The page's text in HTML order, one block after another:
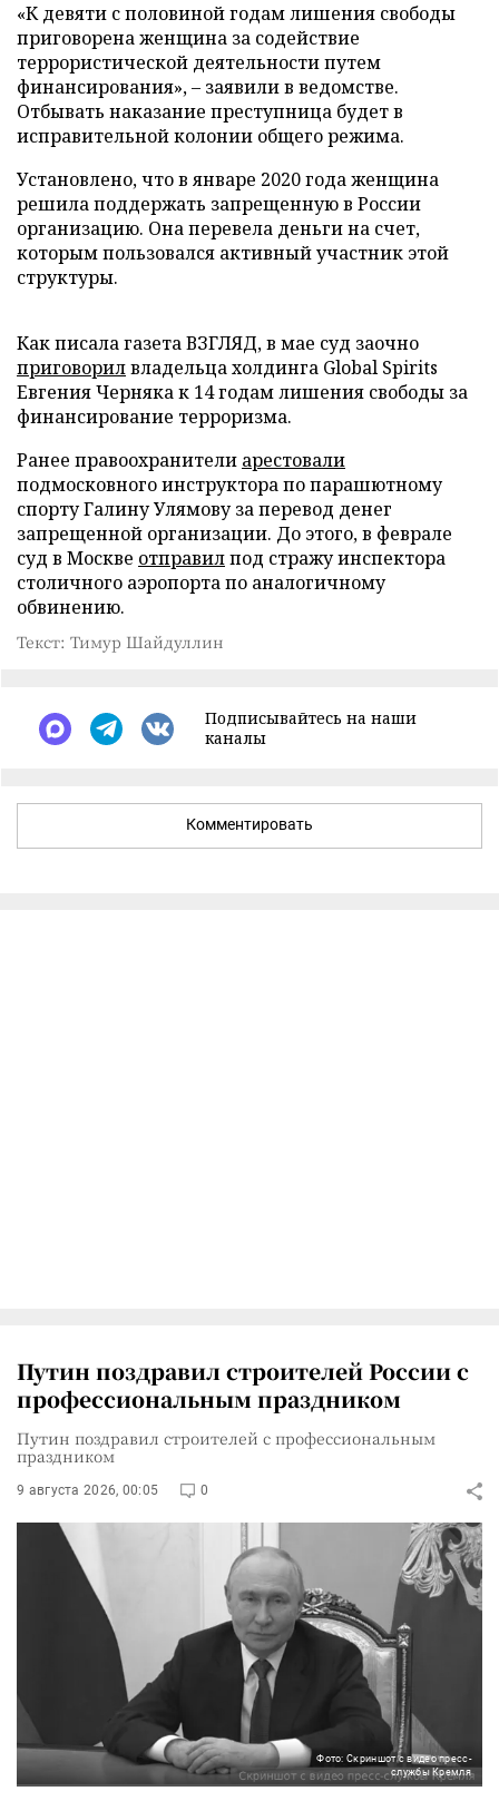
«К девяти с половиной годам лишения свободы
приговорена женщина за содействие
террористической деятельности путем
финансирования», – заявили в ведомстве.
Отбывать наказание преступница будет в
исправительной колонии общего режима.
Установлено, что в январе 2020 года женщина
решила поддержать запрещенную в России
организацию. Она перевела деньги на счет,
которым пользовался активный участник этой
структуры.
Как писала газета ВЗГЛЯД, в мае суд заочно
приговорилвладельца холдинга Global Spirits
Евгения Черняка к 14 годам лишения свободы за
финансирование терроризма.
Ранее правоохранители арестовали
подмосковного инструктора по парашютному
спорту Галину Улямову за перевод денег
запрещенной организации. До этого, в феврале
суд в Москве отправилпод стражу инспектора
столичного аэропорта по аналогичному
обвинению.
Текст: Тимур Шайдуллин
Подписывайтесь на наши
каналы
Комментировать
Путин поздравил строителей России с
профессиональным праздником
Путин поздравил строителей с профессиональным
праздником
9 августа 2026, 00:05 0
Фото: Скриншот с видео пресс-
службы Кремля